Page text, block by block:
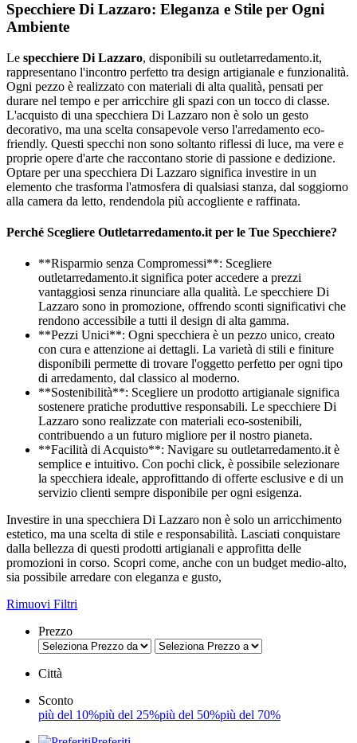
Specchiere Di Lazzaro: Eleganza e Stile per Ogni
Ambiente
Le specchiere Di Lazzaro, disponibili su outletarredamento.it,
rappresentano l'incontro perfetto tra design artigianale e funzionalità.
Ogni pezzo è realizzato con materiali di alta qualità, pensati per
durare nel tempo e per arricchire gli spazi con un tocco di classe.
L'acquisto di una specchiera Di Lazzaro non è solo un gesto
decorativo, ma una scelta consapevole verso l'arredamento eco-
friendly. Questi specchi non sono soltanto riflessi di luce, ma vere e
proprie opere d'arte che raccontano storie di passione e dedizione.
Optare per una specchiera Di Lazzaro significa investire in un
elemento che trasforma l'atmosfera di qualsiasi stanza, dal soggiorno
alla camera da letto, rendendola più accogliente e raffinata.
Perché Scegliere Outletarredamento.it per le Tue Specchiere?
**Risparmio senza Compromessi**: Scegliere
outletarredamento.it significa poter accedere a prezzi
vantaggiosi senza rinunciare alla qualità. Le specchiere Di
Lazzaro sono in promozione, offrendo sconti significativi che
rendono accessibile a tutti il design di alta gamma.
**Pezzi Unici**: Ogni specchiera è un pezzo unico, creato
con cura e attenzione ai dettagli. La varietà di stili e finiture
disponibili permette di trovare l'oggetto perfetto per ogni tipo
di arredamento, dal classico al moderno.
**Sostenibilità**: Scegliere un prodotto artigianale significa
sostenere pratiche produttive responsabili. Le specchiere Di
Lazzaro sono realizzate con materiali eco-sostenibili,
contribuendo a un futuro migliore per il nostro pianeta.
**Facilità di Acquisto**: Navigare su outletarredamento.it è
semplice e intuitivo. Con pochi click, è possibile selezionare
la specchiera ideale, approfittando di offerte esclusive e di un
servizio clienti sempre disponibile per ogni esigenza.
Investire in una specchiera Di Lazzaro non è solo un arricchimento
estetico, ma una scelta di stile e responsabilità. Lasciati conquistare
dalla bellezza di questi prodotti artigianali e approfitta delle
promozioni in corso. Scopri come, anche con un budget medio-alto,
sia possibile arredare con eleganza e gusto,
Rimuovi Filtri
Prezzo
Città
Sconto
più del 10%più del 25%più del 50%più del 70%